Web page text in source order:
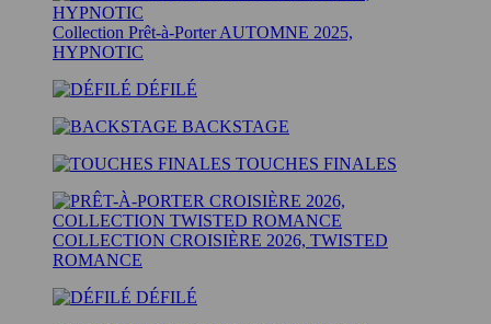
Collection Prêt-à-Porter AUTOMNE 2025,
HYPNOTIC
DÉFILÉ
BACKSTAGE
TOUCHES FINALES
COLLECTION CROISIÈRE 2026, TWISTED
ROMANCE
DÉFILÉ